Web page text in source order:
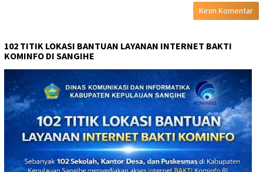
102 TITIK LOKASI BANTUAN LAYANAN INTERNET BAKTI
KOMINFO DI SANGIHE